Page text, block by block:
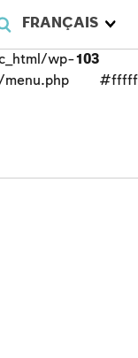
FRANÇAIS
wp-103